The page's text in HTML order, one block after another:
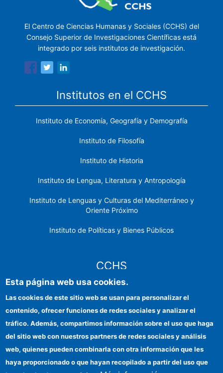
El Centro de Ciencias Humanas y Sociales (CCHS) del
Consejo Superior de Investigaciones Científicas está
integrado por seis institutos de investigación.
Institutos en el CCHS
Instituto de Economía, Geografía y Demografía
Instituto de Filosofía
Instituto de Historia
Instituto de Lengua, Literatura y Antropología
Instituto de Lenguas y Culturas del Mediterráneo y
Oriente Próximo
Instituto de Políticas y Bienes Públicos
CCHS
Identidad institucional
Ayudas FEDER
Organismos financiadores
Esta página web usa cookies.
Las cookies de este sitio web se usan para personalizar el
contenido, ofrecer funciones de redes sociales y analizar el
tráfico. Además, compartimos información sobre el uso que haga
del sitio web con nuestros partners de redes sociales y análisis
web, quienes pueden combinarla con otra información que les
haya proporcionado o que hayan recopilado a partir del uso que